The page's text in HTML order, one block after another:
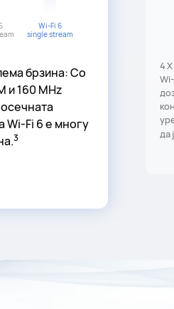
Wi-Fi 6
single stream
брзина: Со
и 160 MHz
Wi-Fi 6 е многу
3
4
да